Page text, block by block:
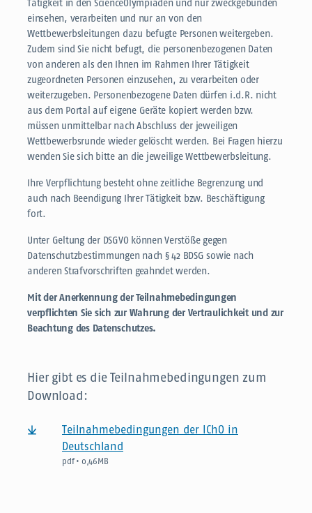
Tätigkeit in den ScienceOlympiaden und nur zweckgebunden
einsehen, verarbeiten und nur an von den
Wettbewerbsleitungen dazu befugte Personen weitergeben.
Zudem sind Sie nicht befugt, die personenbezogenen Daten
von anderen als den Ihnen im Rahmen Ihrer Tätigkeit
zugeordneten Personen einzusehen, zu verarbeiten oder
weiterzugeben. Personenbezogene Daten dürfen i.d.R. nicht
aus dem Portal auf eigene Geräte kopiert werden bzw.
müssen unmittelbar nach Abschluss der jeweiligen
Wettbewerbsrunde wieder gelöscht werden. Bei Fragen hierzu
wenden Sie sich bitte an die jeweilige Wettbewerbsleitung.
Ihre Verpflichtung besteht ohne zeitliche Begrenzung und
auch nach Beendigung Ihrer Tätigkeit bzw. Beschäftigung
fort.
Unter Geltung der DSGVO können Verstöße gegen
Datenschutzbestimmungen nach § 42 BDSG sowie nach
anderen Strafvorschriften geahndet werden.
Mit der Anerkennung der Teilnahmebedingungen
verpflichten Sie sich zur Wahrung der Vertraulichkeit und zur
Beachtung des Datenschutzes.
Hier gibt es die Teilnahmebedingungen zum
Download:
Teilnahmebedingungen der IChO in
Deutschland
pdf • 0,46MB